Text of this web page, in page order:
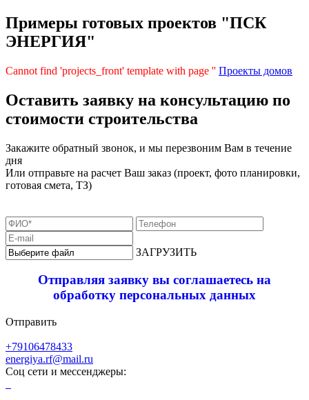
Примеры готовых проектов "ПСК
ЭНЕРГИЯ"
Cannot find 'projects_front' template with page '' Проекты домов
Оставить заявку на консультацию по
стоимости строительства
Закажите обратный звонок, и мы перезвоним Вам в течение
дня
Или отправьте на расчет Ваш заказ (проект, фото планировки,
готовая смета, ТЗ)
ЗАГРУЗИТЬ
Отправляя заявку вы соглашаетесь на
обработку персональных данных
Отправить
+79106478433
energiya.rf@mail.ru
Соц сети и мессенджеры: